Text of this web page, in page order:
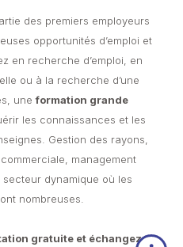
des premiers employeurs
opportunités d’emploi et
en recherche d’emploi, en
ou à la recherche d’une
uneformation grande
les connaissances et les
Gestion des rayons,
management
secteur dynamique où les
nombreuses.
gratuite et échangez